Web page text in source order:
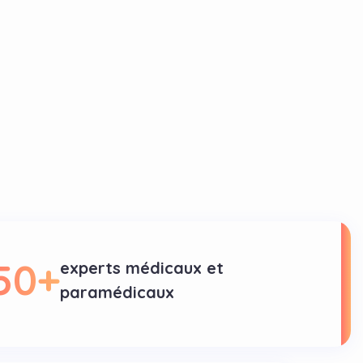
+experts médicaux et
paramédicaux